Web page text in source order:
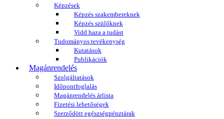
Képzések
Képzés szakembereknek
Képzés szülőknek
Vidd haza a tudást
Tudományos tevékenység
Kutatások
Publikációk
Magánrendelés
Szolgáltatások
Időpontfoglalás
Magánrendelés árlista
Fizetési lehetőségek
Szerződött egészségpénztárak